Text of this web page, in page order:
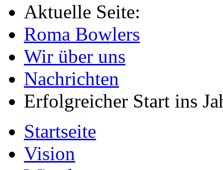
Aktuelle Seite:
Roma Bowlers
Wir über uns
Nachrichten
Erfolgreicher Start ins
Startseite
Vision